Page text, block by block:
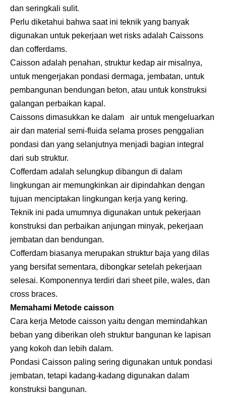
dan seringkali sulit.
Perlu diketahui bahwa saat ini teknik yang banyak
digunakan untuk pekerjaan wet risks adalah Caissons
dan cofferdams.
Caisson adalah penahan, struktur kedap air misalnya,
untuk mengerjakan pondasi dermaga, jembatan, untuk
pembangunan bendungan beton, atau untuk konstruksi
galangan perbaikan kapal.
Caissons dimasukkan ke dalam air untuk mengeluarkan
air dan material semi-fluida selama proses penggalian
pondasi dan yang selanjutnya menjadi bagian integral
dari sub struktur.
Cofferdam adalah selungkup dibangun di dalam
lingkungan air memungkinkan air dipindahkan dengan
tujuan menciptakan lingkungan kerja yang kering.
Teknik ini pada umumnya digunakan untuk pekerjaan
konstruksi dan perbaikan anjungan minyak, pekerjaan
jembatan dan bendungan.
Cofferdam biasanya merupakan struktur baja yang dilas
yang bersifat sementara, dibongkar setelah pekerjaan
selesai. Komponennya terdiri dari sheet pile, wales, dan
cross braces.
Memahami Metode caisson
Cara kerja Metode caisson yaitu dengan memindahkan
beban yang diberikan oleh struktur bangunan ke lapisan
yang kokoh dan lebih dalam.
Pondasi Caisson paling sering digunakan untuk pondasi
jembatan, tetapi kadang-kadang digunakan dalam
konstruksi bangunan.